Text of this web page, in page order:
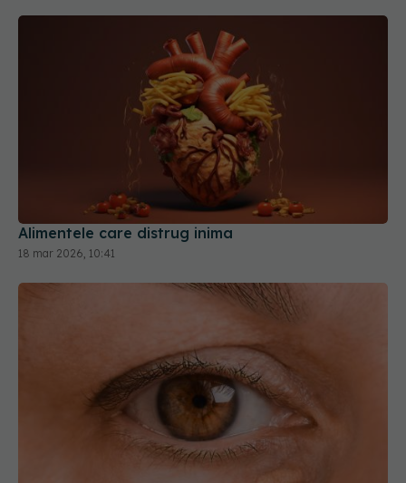
Alimentele care distrug inima
18 mar 2026, 10:41